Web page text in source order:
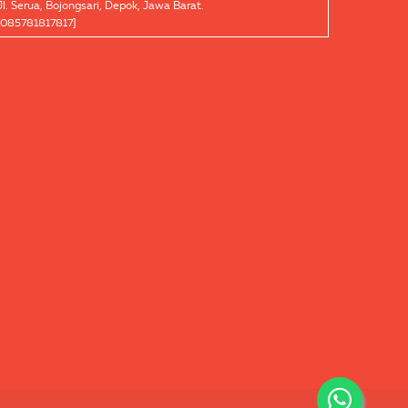
Serua, Bojongsari, Depok, Jawa Barat.
[085781817817]